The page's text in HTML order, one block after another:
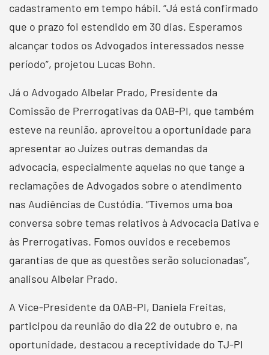
cadastramento em tempo hábil. “Já está confirmado
que o prazo foi estendido em 30 dias. Esperamos
alcançar todos os Advogados interessados nesse
período”, projetou Lucas Bohn.
Já o Advogado Albelar Prado, Presidente da
Comissão de Prerrogativas da OAB-PI, que também
esteve na reunião, aproveitou a oportunidade para
apresentar ao Juízes outras demandas da
advocacia, especialmente aquelas no que tange a
reclamações de Advogados sobre o atendimento
nas Audiências de Custódia. “Tivemos uma boa
conversa sobre temas relativos à Advocacia Dativa e
às Prerrogativas. Fomos ouvidos e recebemos
garantias de que as questões serão solucionadas”,
analisou Albelar Prado.
A Vice-Presidente da OAB-PI, Daniela Freitas,
participou da reunião do dia 22 de outubro e, na
oportunidade, destacou a receptividade do TJ-PI